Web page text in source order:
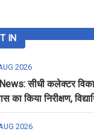
IN
2026
सीधी कलेक्टर
का किया निरीक्षण,
2026